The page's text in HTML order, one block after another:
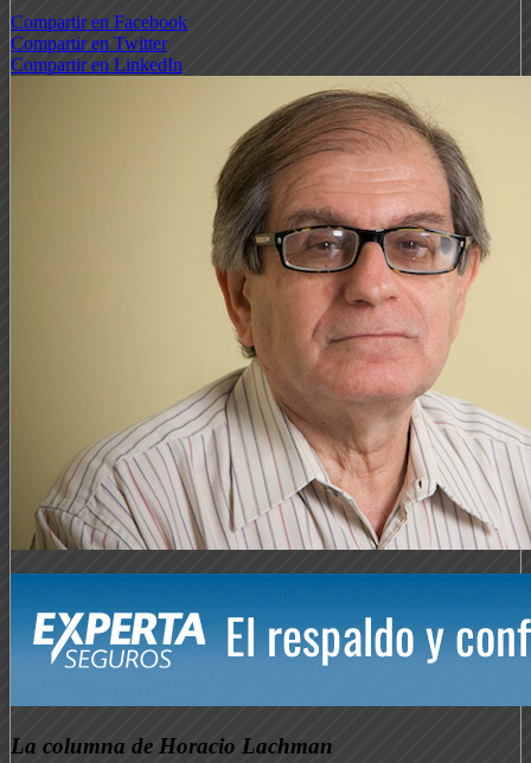
Compartir en Facebook
Compartir en Twitter
Compartir en LinkedIn
La columna de Horacio Lachman